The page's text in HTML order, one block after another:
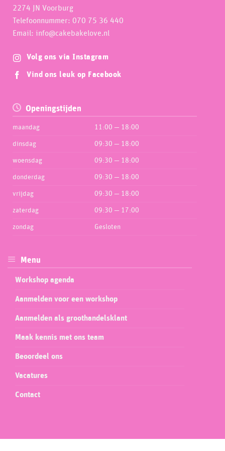
2274 JN Voorburg
Telefoonnummer: 070 75 36 440
Email: info@cakebakelove.nl
Volg ons via Instagram
Vind ons leuk op Facebook
Openingstijden
maandag 11:00 — 18:00
dinsdag 09:30 — 18:00
woensdag 09:30 — 18:00
donderdag 09:30 — 18:00
vrijdag 09:30 — 18:00
zaterdag 09:30 — 17:00
zondag Gesloten
Menu
Workshop agenda
Aanmelden voor een workshop
Aanmelden als groothandelsklant
Maak kennis met ons team
Beoordeel ons
Vacatures
Contact